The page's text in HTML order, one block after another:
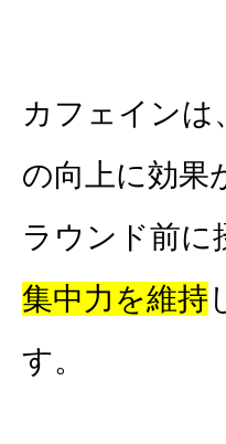
カフェインは
の向上に効果
ラウンド前に
集中力を維持
す。